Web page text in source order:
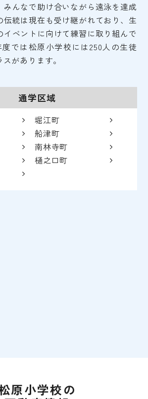
みんなで助け合いながら遠泳を達成
伝統は現在も受け継がれており、生
イベントに向けて練習に取り組んで
では松原小学校には250人の生徒
があります。
通学区域
堀江町
船津町
南林寺町
樋之口町
原小学校の